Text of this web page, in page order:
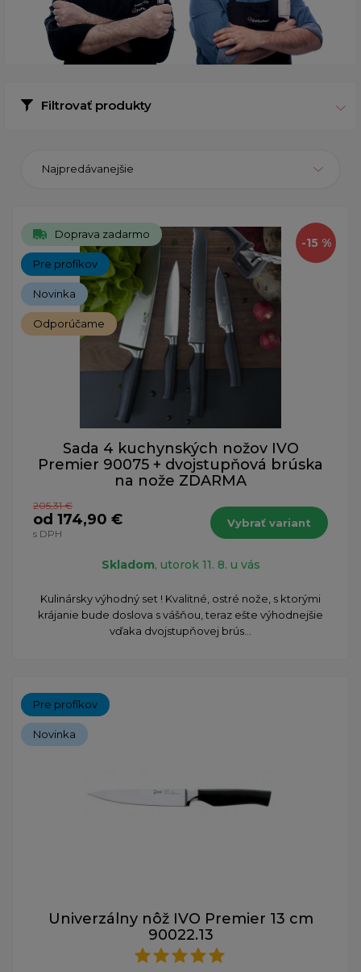
Filtrovať produkty
Najpredávanejšie
-15 %
Doprava zadarmo
Pre profíkov
Novinka
Odporúčame
Sada 4 kuchynských nožov IVO
Premier 90075 + dvojstupňová brúska
na nože ZDARMA
205,31 €
od 174,90 €
s DPH
Vybrať variant
Skladom, utorok 11. 8. u vás
​Kulinársky výhodný set ! Kvalitné, ostré nože, s ktorými
krájanie bude doslova s vášňou, teraz ešte výhodnejšie
vďaka dvojstupňovej brús...
Pre profíkov
Novinka
Univerzálny nôž IVO Premier 13 cm
90022.13